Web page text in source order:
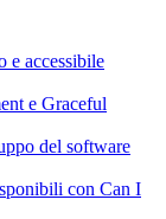
e accessibile
e Graceful
del software
con Can I